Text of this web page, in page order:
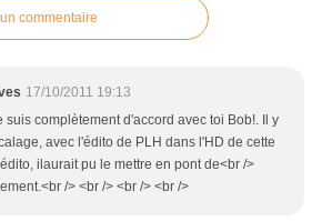
commentaire
17/10/2011 19:13
suis complètement d'accord avec toi Bob!. Il y
avec l'édito de PLH dans l'HD de cette
ilaurait pu le mettre en pont de<br />
/> <br /> <br /> <br />